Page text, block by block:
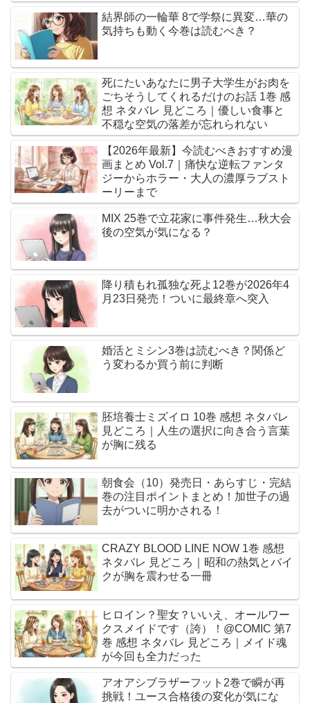
結界師の一輪華 8で学祭に異変…華の
気持ちも動く今巻は読むべき？
死にたいあなたに男子大学生がお肉を
ごちそうしてくれるだけのお話 1巻 感
想 ネタバレ 見どころ｜優しい食事と
不穏な空気の落差が忘れられない
【2026年最新】今読むべきおすすめ漫
画まとめ Vol.7｜痛快な逆転ファンタ
ジーからホラー・大人の濃厚ラブスト
ーリーまで
MIX 25巻で立花家に事件発生…秋大会
後の空気が気になる？
降り積もれ孤独な死よ12巻が2026年4
月23日発売！ついに最終章へ突入
婚活とミシン3巻は読むべき？関係ど
う変わるか買う前に判断
胚培養士ミズイロ 10巻 感想 ネタバレ
見どころ｜人生の選択に向き合う言葉
が胸に残る
朝食会（10）発売日・あらすじ・完結
巻の注目ポイントまとめ！加世子の過
去がついに明かされる！
CRAZY BLOOD LINE NOW 1巻 感想
ネタバレ 見どころ｜昭和の熱気とバイ
クが胸を震わせる一冊
ヒロイン？聖女？いいえ、オールワー
クスメイドです（誇）！@COMIC 第7
巻 感想 ネタバレ 見どころ｜メイド魂
が今回も全力だった
アオアシブラザーフット2巻で瞬が再
挑戦！ユース合格後の変化が気にな